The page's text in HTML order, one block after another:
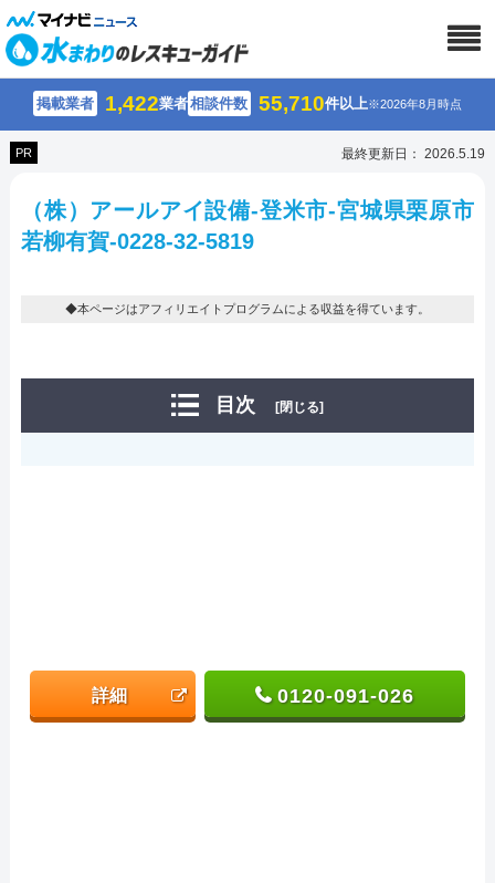
掲載業者 1,422業者相談件数 55,710件以上※2026年8月時点
PR 最終更新日： 2026.5.19
（株）アールアイ設備-登米市-宮城県栗原市
若柳有賀-0228-32-5819
◆本ページはアフィリエイトプログラムによる収益を得ています。
目次 [閉じる]
詳細 0120-091-026